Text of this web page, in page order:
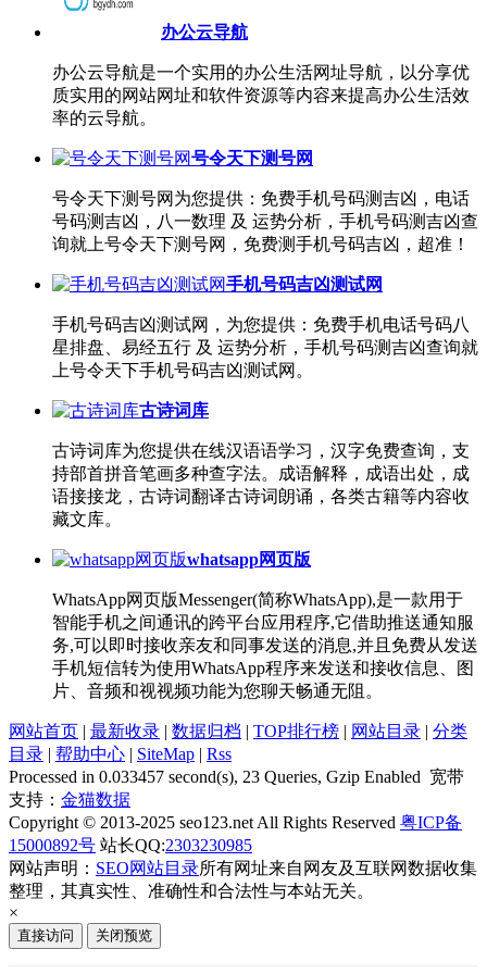
办公云导航
办公云导航是一个实用的办公生活网址导航，以分享优
质实用的网站网址和软件资源等内容来提高办公生活效
率的云导航。
号令天下测号网
号令天下测号网为您提供：免费手机号码测吉凶，电话
号码测吉凶，八一数理 及 运势分析，手机号码测吉凶查
询就上号令天下测号网，免费测手机号码吉凶，超准！
手机号码吉凶测试网
手机号码吉凶测试网，为您提供：免费手机电话号码八
星排盘、易经五行 及 运势分析，手机号码测吉凶查询就
上号令天下手机号码吉凶测试网。
古诗词库
古诗词库为您提供在线汉语语学习，汉字免费查询，支
持部首拼音笔画多种查字法。成语解释，成语出处，成
语接接龙，古诗词翻译古诗词朗诵，各类古籍等内容收
藏文库。
whatsapp网页版
WhatsApp网页版Messenger(简称WhatsApp),是一款用于
智能手机之间通讯的跨平台应用程序,它借助推送通知服
务,可以即时接收亲友和同事发送的消息,并且免费从发送
手机短信转为使用WhatsApp程序来发送和接收信息、图
片、音频和视视频功能为您聊天畅通无阻。
网站首页 | 最新收录 | 数据归档 | TOP排行榜 | 网站目录 | 分类
目录 | 帮助中心 | SiteMap | Rss
Processed in 0.033457 second(s), 23 Queries, Gzip Enabled 宽带
支持： 金猫数据
Copyright © 2013-2025 seo123.net All Rights Reserved 粤ICP备
15000892号 站长QQ:2303230985
网站声明： SEO网站目录所有网址来自网友及互联网数据收集
整理，其真实性、准确性和合法性与本站无关。
×
直接访问 关闭预览